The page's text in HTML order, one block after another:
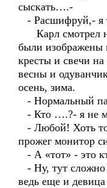
сыскать….-
- Расшифруй,- я
Карл смотрел
были изображены
кресты и свечи
весны и
осень, зима.
- Нормальный
- Кто ….?- я не
- Любой! Хоть
прожег монитор
- А «тот» - это
- Ну, тут сложно
ведь еще и девица